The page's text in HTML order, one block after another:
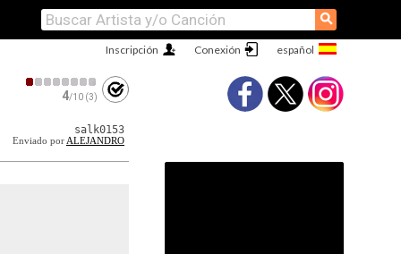
⚲
Conexión
Inscripción
4/10 (3)
salk0153
Enviado por ALEJANDRO